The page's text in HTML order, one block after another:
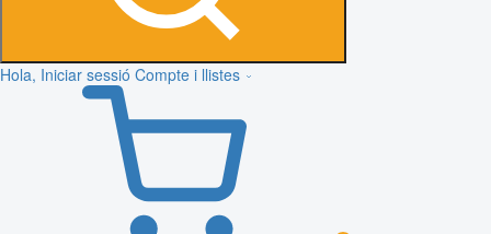
Hola, Iniciar sessió Compte i llistes